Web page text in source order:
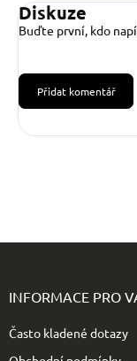
Diskuze
Buďte první, kdo
Přidat komentář
INFORMACE PRO
Často kladené dotazy